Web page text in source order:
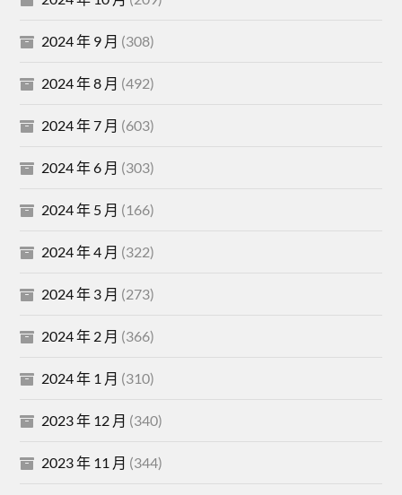
2024 年 9 月 (308)
2024 年 8 月 (492)
2024 年 7 月 (603)
2024 年 6 月 (303)
2024 年 5 月 (166)
2024 年 4 月 (322)
2024 年 3 月 (273)
2024 年 2 月 (366)
2024 年 1 月 (310)
2023 年 12 月 (340)
2023 年 11 月 (344)